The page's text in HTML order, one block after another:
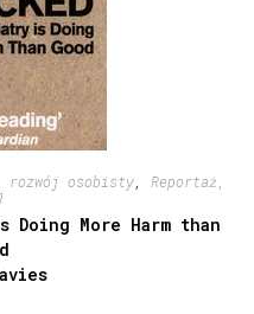
rozwój osobisty, Reportaż,
Doing More Harm than